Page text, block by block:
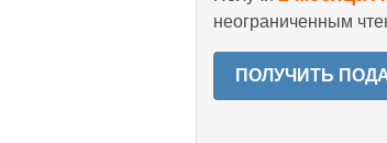
неограниченным
ПОЛУЧИТЬ